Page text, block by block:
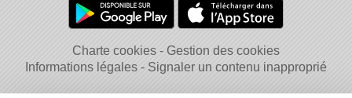
Charte cookies
Gestion des cookies
Informations légales
Signaler un contenu inapproprié